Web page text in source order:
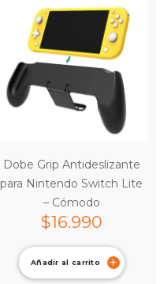
Dobe Grip Antideslizante
para Nintendo Switch Lite
– Cómodo
$16.990
Añadir al carrito